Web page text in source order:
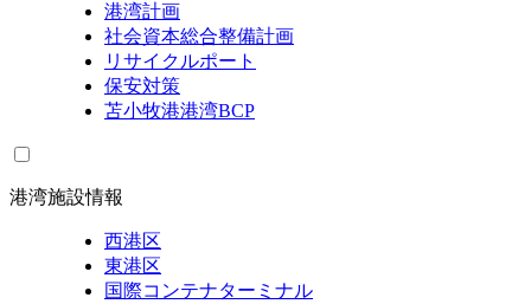
港湾計画
社会資本総合整備計画
リサイクルポート
保安対策
苫小牧港港湾BCP
港湾施設情報
西港区
東港区
国際コンテナターミナル